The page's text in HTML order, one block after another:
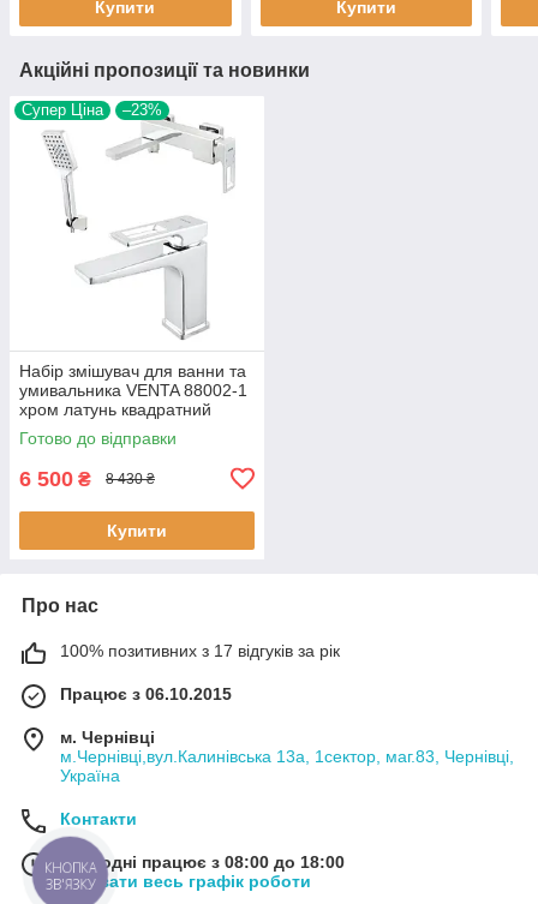
Купити Купити
Акційні пропозиції та новинки
Супер Ціна –23%
Набір змішувач для ванни та
умивальника VENTA 88002-1
хром латунь квадратний
Готово до відправки
6 500 ₴ 8 430 ₴
Купити
Про нас
100% позитивних з 17 відгуків за рік
Працює з 06.10.2015
м. Чернівці
м.Чернівці,вул.Калинівська 13а, 1сектор, маг.83, Чернівці,
Україна
Контакти
Сьогодні працює з 08:00 до 18:00
Показати весь графік роботи
КНОПКА
ЗВ'ЯЗКУ